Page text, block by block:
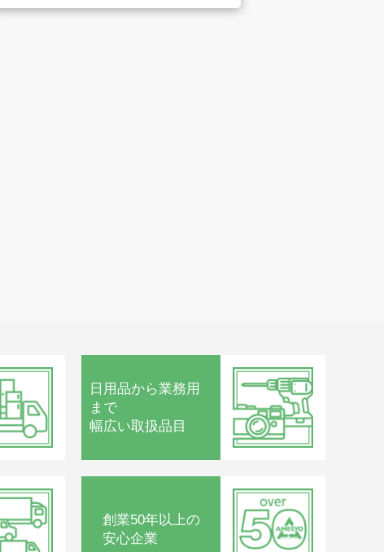
AH-1354
日用品から業務用
まで
幅広い取扱品目
創業50年以上の
安心企業